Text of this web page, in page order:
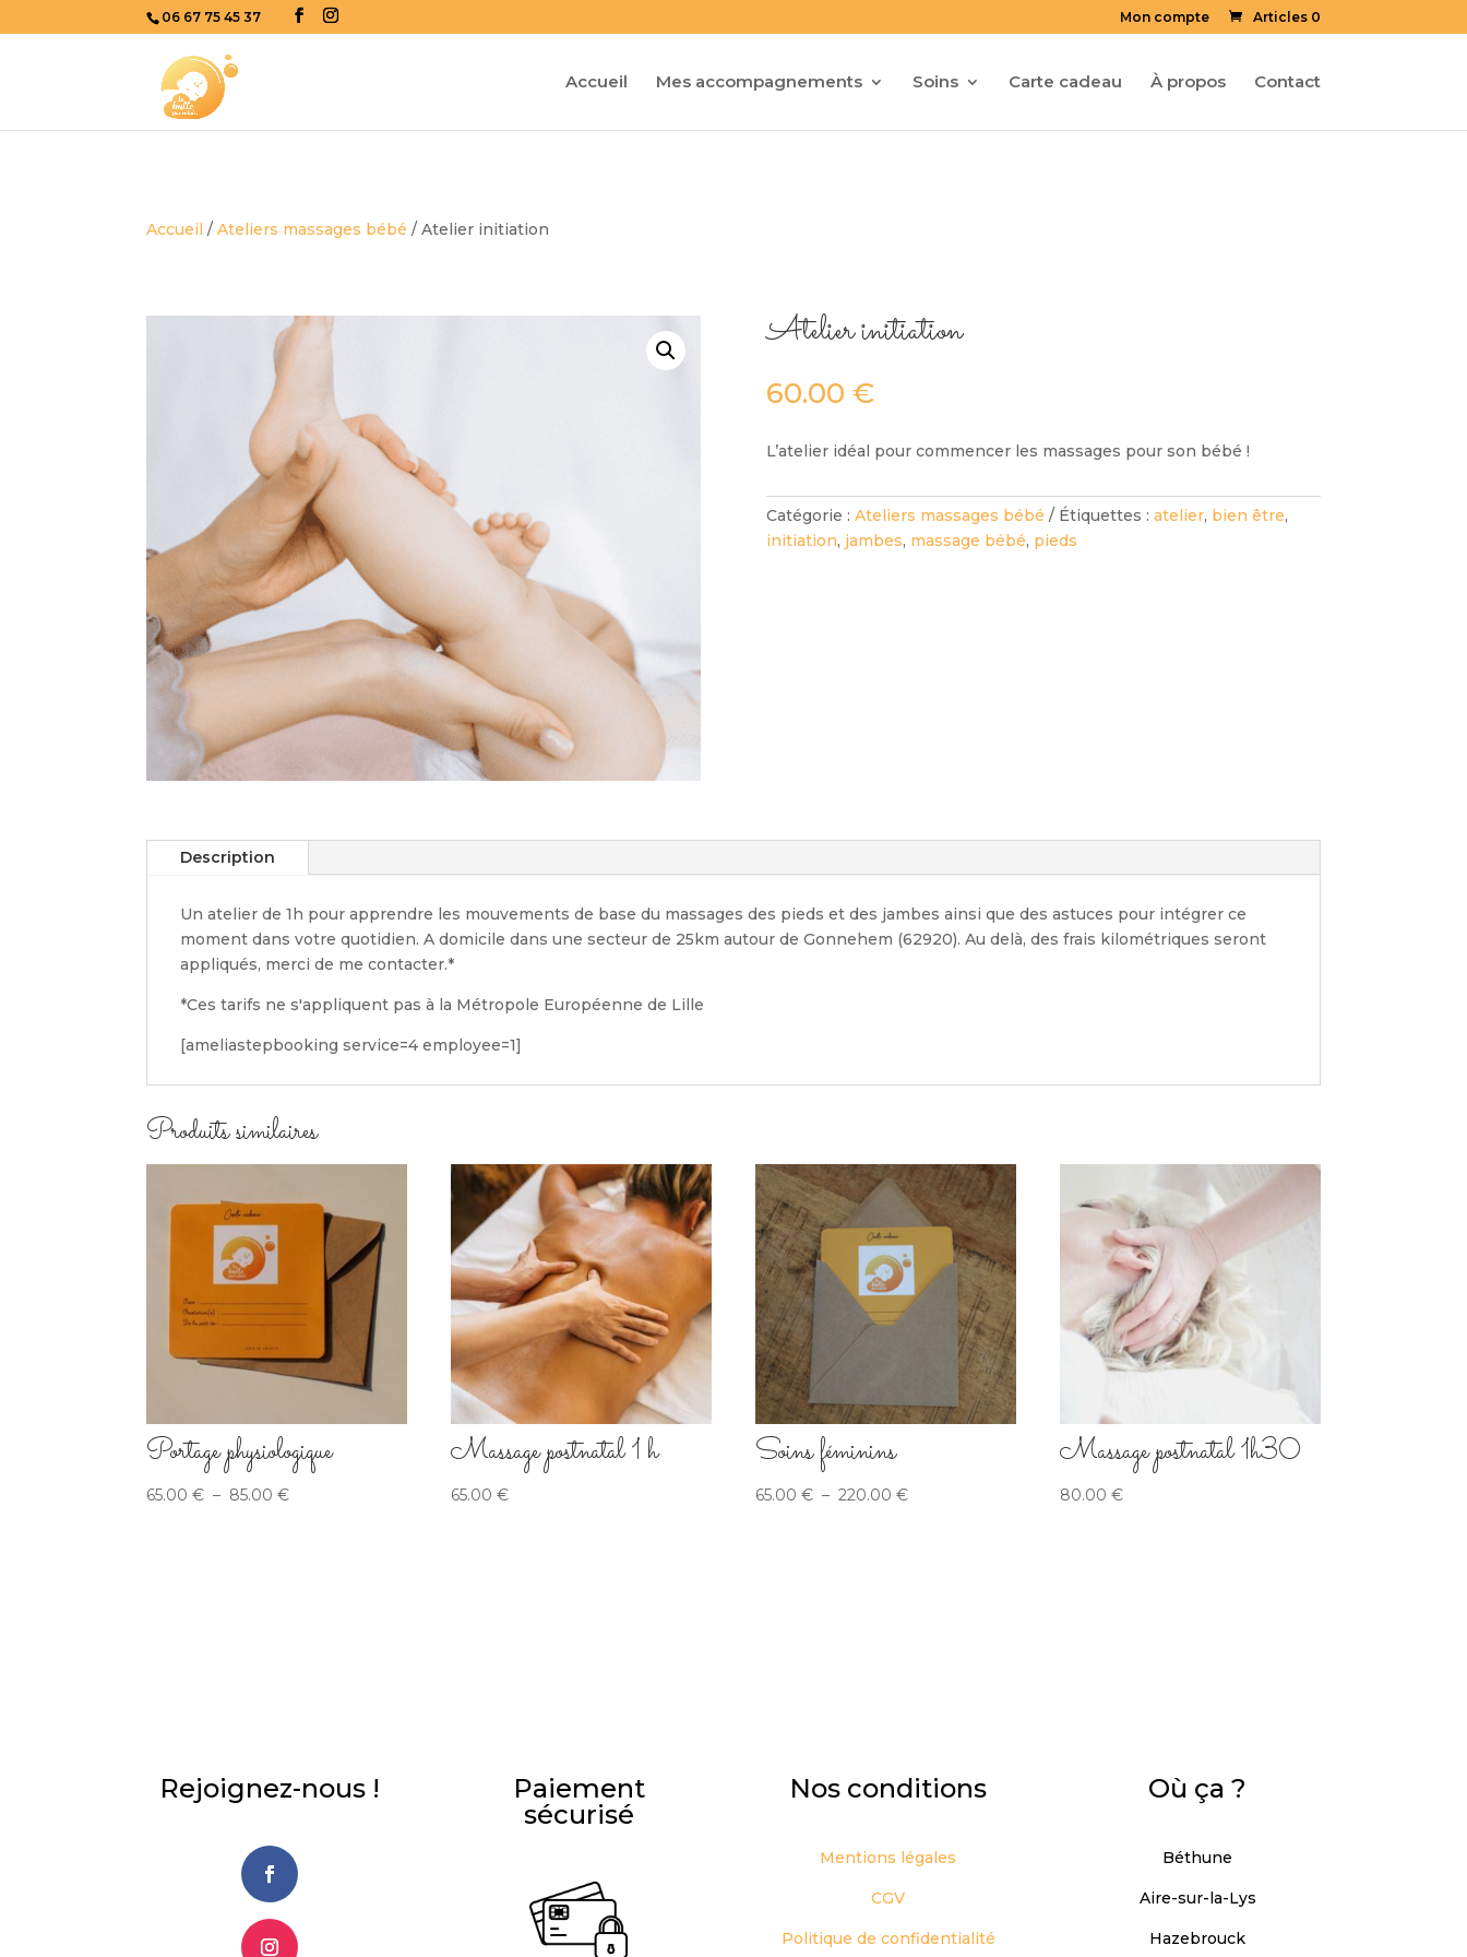
06 67 75 45 37 Mon compte Articles 0
Accueil Mes accompagnements Soins Carte cadeau À propos Contact
Accueil /Ateliers massages bébé / Atelier initiation
Atelier initiation
60.00 €
L’atelier idéal pour commencer les massages pour son bébé !
Catégorie : Ateliers massages bébé Étiquettes : atelier, bien être,
initiation, jambes, massage bébé, pieds
Description
Un atelier de 1h pour apprendre les mouvements de base du massages des pieds et des jambes ainsi que des astuces pour intégrer ce
moment dans votre quotidien. A domicile dans une secteur de 25km autour de Gonnehem (62920). Au delà, des frais kilométriques seront
appliqués, merci de me contacter.*
*Ces tarifs ne s'appliquent pas à la Métropole Européenne de Lille
[ameliastepbooking service=4 employee=1]
Produits similaires
Portage physiologique
65.00€ – 85.00€Plage
Massage postnatal 1 h
65.00€
Soins féminins
65.00€ – 220.00€Plage
Massage postnatal 1h30
80.00€
Rejoignez-nous !
Paiement
sécurisé
Nos conditions
Mentions légales
CGV
Politique de confidentialité
Où ça ?
Béthune
Aire-sur-la-Lys
Hazebrouck